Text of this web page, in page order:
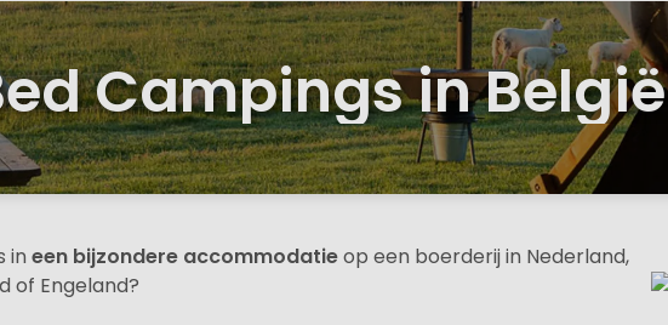
Campings in België
in een bijzondere accommodatieop een boerderij in Nederland,
of Engeland?